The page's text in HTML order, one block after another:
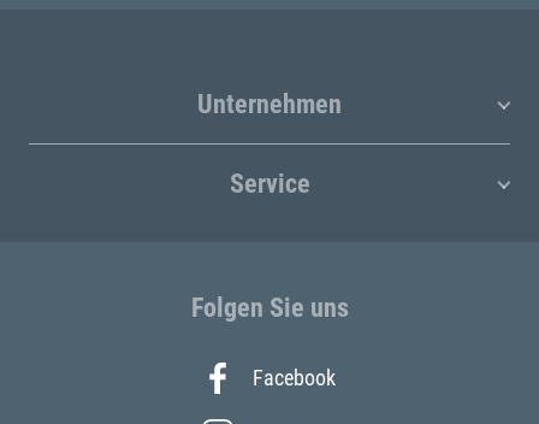
Unternehmen
Service
Folgen Sie uns
Facebook